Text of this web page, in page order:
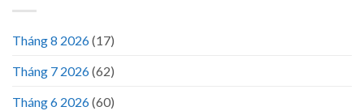
Tháng 8 2026(17)
Tháng 7 2026(62)
Tháng 6 2026(60)